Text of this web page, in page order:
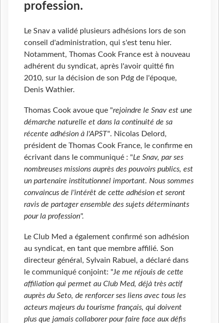
profession.
Le Snav a validé plusieurs adhésions lors de son
conseil d'administration, qui s'est tenu hier.
Notamment, Thomas Cook France est à nouveau
adhérent du syndicat, après l'avoir quitté fin
2010, sur la décision de son Pdg de l'époque,
Denis Wathier.
Thomas Cook avoue que "rejoindre le Snav est une
démarche naturelle et dans la continuité de sa
récente adhésion à l'APST". Nicolas Delord,
président de Thomas Cook France, le confirme en
écrivant dans le communiqué : "Le Snav, par ses
nombreuses missions auprès des pouvoirs publics, est
un partenaire institutionnel important. Nous sommes
convaincus de l'intérêt de cette adhésion et seront
ravis de partager ensemble des sujets déterminants
pour la profession".
Le Club Med a également confirmé son adhésion
au syndicat, en tant que membre affilié. Son
directeur général, Sylvain Rabuel, a déclaré dans
le communiqué conjoint: "Je me réjouis de cette
affiliation qui permet au Club Med, déjà très actif
auprès du Seto, de renforcer ses liens avec tous les
acteurs majeurs du tourisme français, qui doivent
plus que jamais collaborer pour faire face aux défis